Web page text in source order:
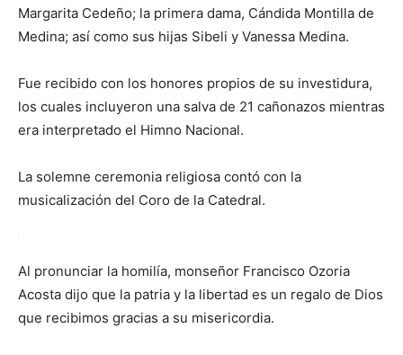
Margarita Cedeño; la primera dama, Cándida Montilla de
Medina; así como sus hijas Sibeli y Vanessa Medina.
Fue recibido con los honores propios de su investidura,
los cuales incluyeron una salva de 21 cañonazos mientras
era interpretado el Himno Nacional.
La solemne ceremonia religiosa contó con la
musicalización del Coro de la Catedral.
Al pronunciar la homilía, monseñor Francisco Ozoria
Acosta dijo que la patria y la libertad es un regalo de Dios
que recibimos gracias a su misericordia.